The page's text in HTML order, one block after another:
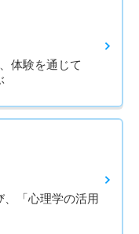
体験を通じて
、「心理学の活用